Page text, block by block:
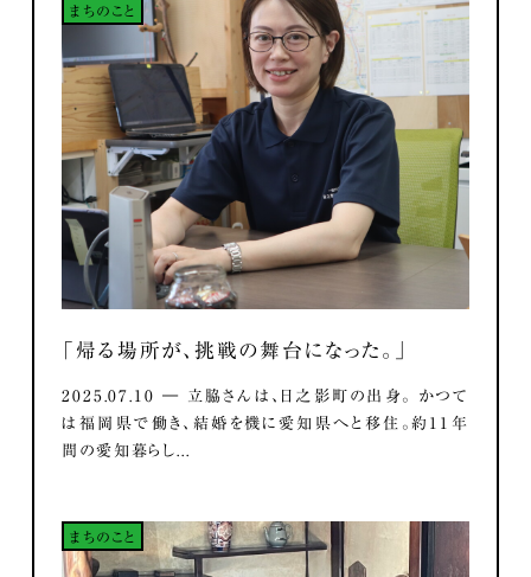
まちのこと
「帰る場所が、挑戦の舞台になった。」
2025.07.10 ― 立脇さんは、日之影町の出身。 かつて
は福岡県で働き、結婚を機に愛知県へと移住。約11年
間の愛知暮らし...
まちのこと